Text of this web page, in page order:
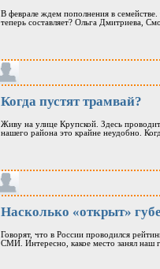
В феврале ждем пополнения в
теперь составляет? Ольга Дмитриева,
Когда пустят трамвай?
Живу на улице Крупской. Здесь
нашего района это крайне неудобно.
Насколько «открыт»
Говорят, что в России проводился
СМИ. Интересно, какое место занял наш